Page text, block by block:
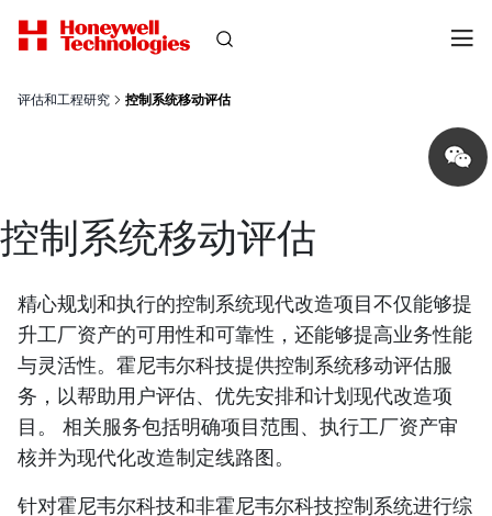
评估和工程研究 控制系统移动评估
Share
on
wechat
控制系统移动评估
精心规划和执行的控制系统现代改造项目不仅能够提
升工厂资产的可用性和可靠性，还能够提高业务性能
与灵活性。霍尼韦尔科技提供控制系统移动评估服
务，以帮助用户评估、优先安排和计划现代改造项
目。 相关服务包括明确项目范围、执行工厂资产审
核并为现代化改造制定线路图。
针对霍尼韦尔科技和非霍尼韦尔科技控制系统进行综